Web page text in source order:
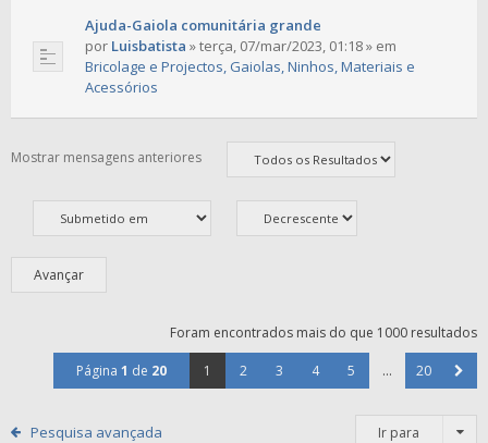
Ajuda-Gaiola comunitária grande
por Luisbatista »terça, 07/mar/2023, 01:18» em
Bricolage e Projectos, Gaiolas, Ninhos, Materiais e
Acessórios
Mostrar mensagens anteriores
Foram encontrados mais do que 1000 resultados
Página 1 de 20 1 2 3 4 5 ... 20
Pesquisa avançada Ir para